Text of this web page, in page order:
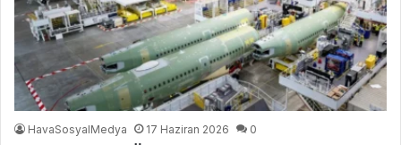
HavaSosyalMedya 17 Haziran 2026 0